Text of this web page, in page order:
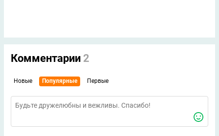
Комментарии 2
Новые Популярные Первые